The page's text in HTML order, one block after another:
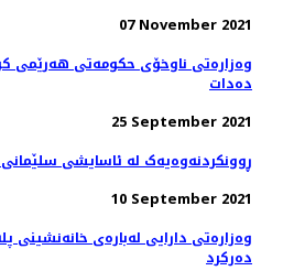
07 November 2021
وەزارەتی ناوخۆی حکومەتی هەرێمی
دەدات
25 September 2021
ڕوونکردنەوەیەک لە ئاسایشی
10 September 2021
وەزارەتی دارایی لەبارەی خانەنشینی
دەرکرد